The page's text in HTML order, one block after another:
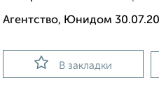
Агентство, Юнидом
В закладки